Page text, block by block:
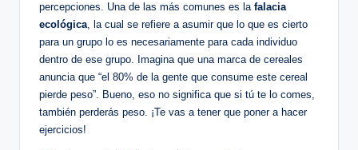
percepciones. Una de las más comunes es la falacia
ecológica, la cual se refiere a asumir que lo que es cierto
para un grupo lo es necesariamente para cada individuo
dentro de ese grupo. Imagina que una marca de cereales
anuncia que “el 80% de la gente que consume este cereal
pierde peso”. Bueno, eso no significa que si tú te lo comes,
también perderás peso. ¡Te vas a tener que poner a hacer
ejercicios!